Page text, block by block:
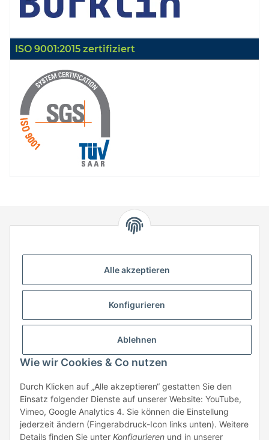
ISO 9001:2015 zertifiziert
74538 Rosengarten-Uttenhofen
Telefon: +49 (0) 7907 943 690
Fax: +49 (0) 7907 942 0222
Mail:info@hstronic-gmbh.de
Beratung:+49 (0) 7907 943690
Anfragen oder Muster anfordern:
info@hstronic-gmbh.de
Alle akzeptieren
Konfigurieren
Ablehnen
Wie wir Cookies & Co nutzen
Durch Klicken auf „Alle akzeptieren“ gestatten Sie den
Einsatz folgender Dienste auf unserer Website: YouTube,
Vimeo, Google Analytics 4. Sie können die Einstellung
jederzeit ändern (Fingerabdruck-Icon links unten). Weitere
Details finden Sie unter Konfigurieren und in unserer